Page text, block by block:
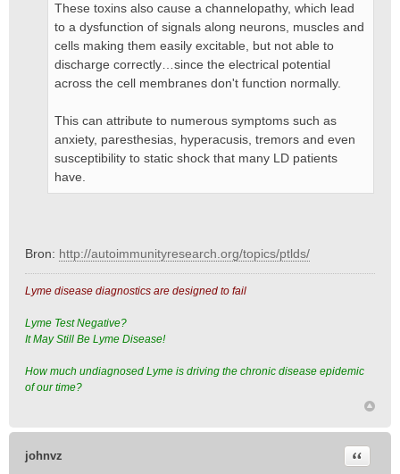
These toxins also cause a channelopathy, which lead
to a dysfunction of signals along neurons, muscles and
cells making them easily excitable, but not able to
discharge correctly…since the electrical potential
across the cell membranes don't function normally.
This can attribute to numerous symptoms such as
anxiety, paresthesias, hyperacusis, tremors and even
susceptibility to static shock that many LD patients
have.
Bron: http://autoimmunityresearch.org/topics/ptlds/
Lyme disease diagnostics are designed to fail
Lyme Test Negative?
It May Still Be Lyme Disease!
How much undiagnosed Lyme is driving the chronic disease epidemic
of our time?
johnvz Citeer